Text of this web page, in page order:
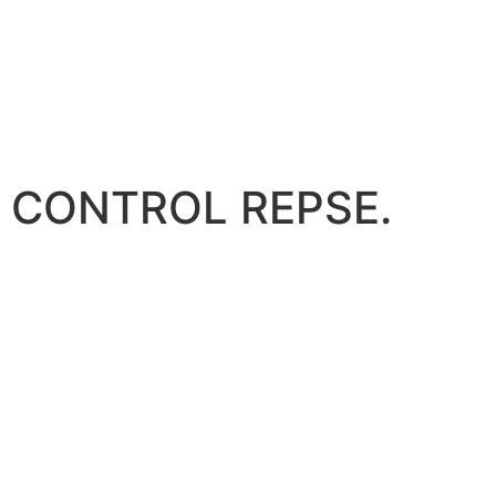
CONTROL REPSE.